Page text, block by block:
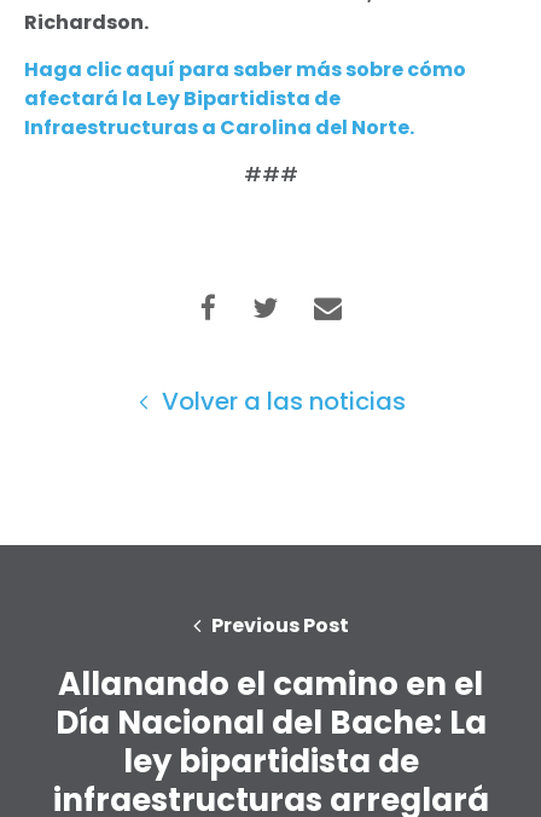
Inicio
Su fiesta
Donar
Richardson.
Haga clic aquí para saber más sobre cómo
afectará la Ley Bipartidista de
Infraestructuras a Carolina del Norte.
###
Volver a las noticias
Previous Post
Allanando el camino en el
Día Nacional del Bache: La
ley bipartidista de
infraestructuras arreglará